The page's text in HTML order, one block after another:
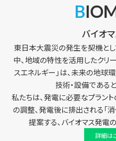
バイオ
東日本大震災の発生を契機と
中、地域の特性を活用したクリ
スエネルギー」は、未来の地球
技術・設備である
私たちは、発電に必要なプラン
の調整、発電後に排出される「
提案する、バイオマス発電
詳細は